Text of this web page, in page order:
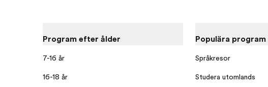
Program efter ålder
7-16 år
16-18 år
Populära program
Språkresor
Studera utomlands